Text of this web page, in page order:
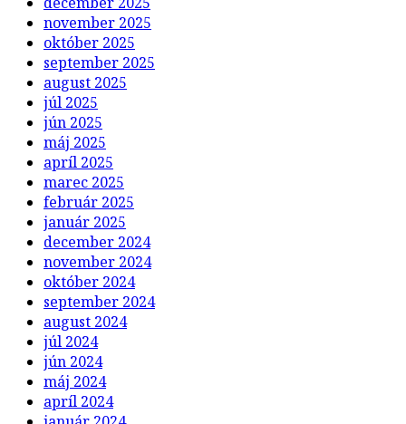
november 2025
október 2025
september 2025
august 2025
júl 2025
jún 2025
máj 2025
apríl 2025
marec 2025
február 2025
január 2025
december 2024
november 2024
október 2024
september 2024
august 2024
júl 2024
jún 2024
máj 2024
apríl 2024